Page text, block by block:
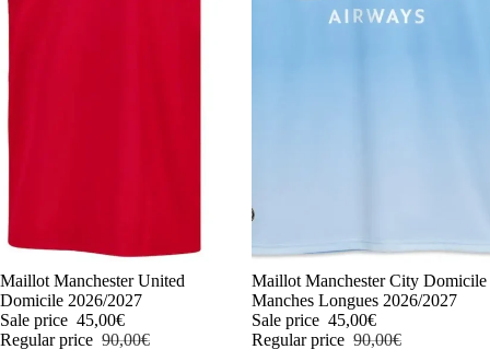
-50%
Maillot Manchester United
Domicile 2026/2027
Sale price 45,00€
Regular price 90,00€
-50%
Maillot Manchester City Domicile
Manches Longues 2026/2027
Sale price 45,00€
Regular price 90,00€